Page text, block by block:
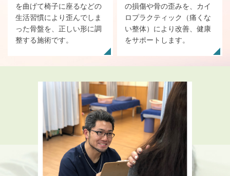
を曲げて椅子に座るなどの
生活習慣により歪んでしま
った骨盤を、正しい形に調
整する施術です。
の損傷や骨の歪みを、カイ
ロプラクティック（痛くな
い整体）により改善、健康
をサポートします。